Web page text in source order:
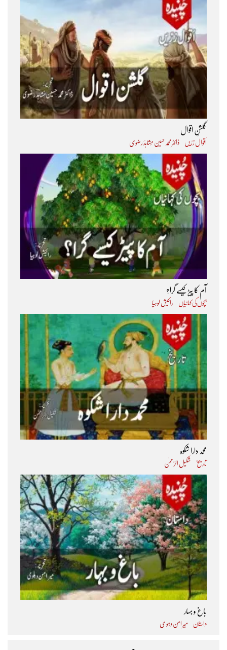
گلشنِ اقوال
اَقوال زرّیں ڈاکٹر محمد حسین مُشاہدؔ رضوی
آم کا پیڑ کیسے گرا؟
بچوں کی کہانیاں راکیش لوہیا
محمد دارا شکوہ
تاریخ شکیل الرّحمٰن
باغ و بہار
داستان میر امن دہو ی